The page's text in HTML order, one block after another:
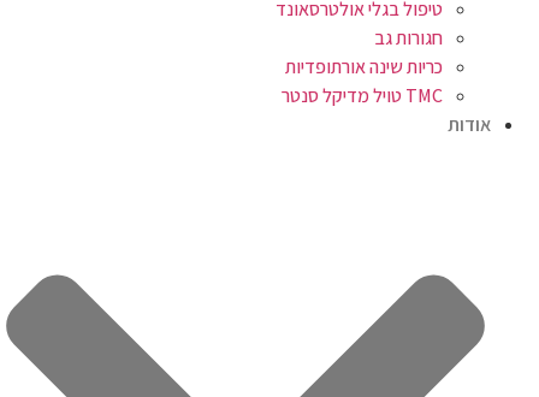
טיפול בגלי אולטרסאונד
חגורות גב
כריות שינה אורתופדיות
TMC טויל מדיקל סנטר
אודות